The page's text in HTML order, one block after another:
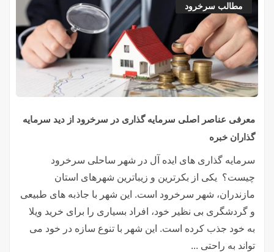
مطالب سرخرود
معرفی عناصر اصلی سرمایه گذاری در سرخرود از دید سرمایه
گذاران خبره
سرمایه گذاری های ایده آل در شهر ساحلی سرخرود
چیست؟ یکی از بکرترین و زیباترین شهرهای استان
مازندران، شهر سرخرود است. این شهر با جاذبه های طبیعی
و گردشگری بی نظیر خود، افراد بسیاری را برای خرید ویلا
به خود جذب کرده است. این شهر با تنوع سازه در خود می
تواند به راحتی ...